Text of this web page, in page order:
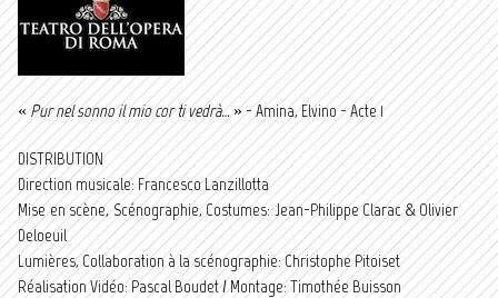
« Pur nel sonno il mio cor ti vedrà…» - Amina, Elvino - Acte 1
DISTRIBUTION
Direction musicale: Francesco Lanzillotta
Mise en scène, Scénographie, Costumes: Jean-Philippe Clarac & Olivier
Deloeuil
Lumières, Collaboration à la scénographie: Christophe Pitoiset
Réalisation Vidéo: Pascal Boudet / Montage: Timothée Buisson